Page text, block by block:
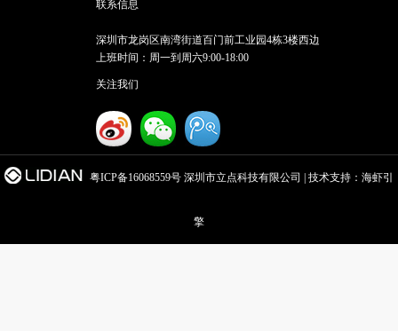
联系信息
深圳市龙岗区南湾街道百门前工业园4栋3楼西边
上班时间：周一到周六9:00-18:00
关注我们
粤ICP备16068559号 深圳市立点科技有限公司 | 技术支持：海虾引
擎